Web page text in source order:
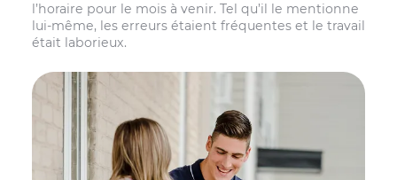
l’horaire pour le mois à venir. Tel qu’il le mentionne
lui-même, les erreurs étaient fréquentes et le travail
était laborieux.